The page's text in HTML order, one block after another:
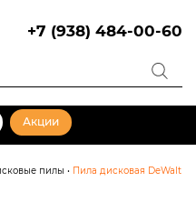
+7 (938) 484-00-60
Акции
пилы • Пила дисковая DeWalt